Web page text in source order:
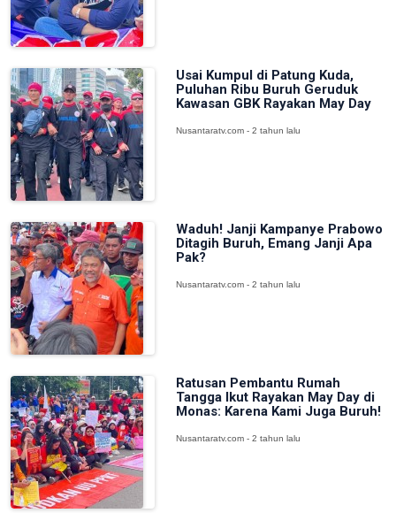
Usai Kumpul di Patung Kuda,
Puluhan Ribu Buruh Geruduk
Kawasan GBK Rayakan May Day
Nusantaratv.com - 2 tahun lalu
Waduh! Janji Kampanye Prabowo
Ditagih Buruh, Emang Janji Apa
Pak?
Nusantaratv.com - 2 tahun lalu
Ratusan Pembantu Rumah
Tangga Ikut Rayakan May Day di
Monas: Karena Kami Juga Buruh!
Nusantaratv.com - 2 tahun lalu